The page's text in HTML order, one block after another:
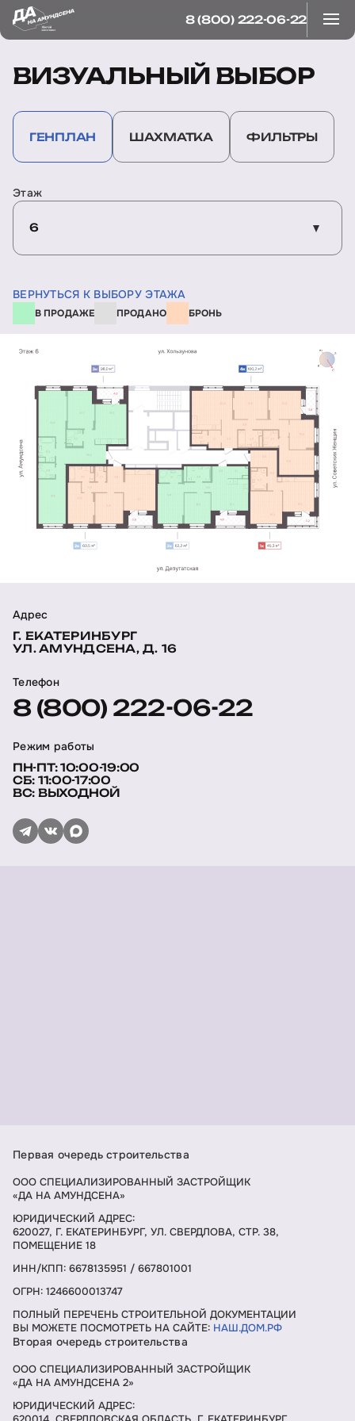
8 (800) 222-06-22
ВИЗУАЛЬНЫЙ ВЫБОР
ГЕНПЛАН ШАХМАТКА ФИЛЬТРЫ
Этаж
6
ВЕРНУТЬСЯ К ВЫБОРУ ЭТАЖА
В ПРОДАЖЕ ПРОДАНО БРОНЬ
Адрес
Г. ЕКАТЕРИНБУРГ
УЛ. АМУНДСЕНА, Д. 16
Телефон
8 (800) 222-06-22
Режим работы
ПН-ПТ: 10:00-19:00
СБ: 11:00-17:00
ВС: ВЫХОДНОЙ
Первая очередь строительства
ООО СПЕЦИАЛИЗИРОВАННЫЙ ЗАСТРОЙЩИК
«ДА НА АМУНДСЕНА»
ЮРИДИЧЕСКИЙ АДРЕС:
620027, Г. ЕКАТЕРИНБУРГ, УЛ. СВЕРДЛОВА, СТР. 38,
ПОМЕЩЕНИЕ 18
ИНН/КПП: 6678135951 / 667801001
ОГРН: 1246600013747
ПОЛНЫЙ ПЕРЕЧЕНЬ СТРОИТЕЛЬНОЙ ДОКУМЕНТАЦИИ
ВЫ МОЖЕТЕ ПОСМОТРЕТЬ НА САЙТЕ: НАШ.ДОМ.РФ
Вторая очередь строительства
ООО СПЕЦИАЛИЗИРОВАННЫЙ ЗАСТРОЙЩИК
«ДА НА АМУНДСЕНА 2»
ЮРИДИЧЕСКИЙ АДРЕС: